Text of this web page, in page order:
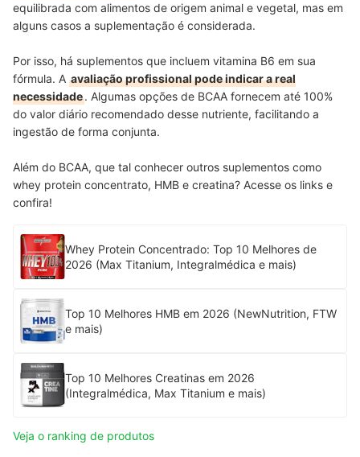
equilibrada com alimentos de origem animal e vegetal, mas em
alguns casos a suplementação é considerada.
Por isso, há suplementos que incluem vitamina B6 em sua
fórmula. A avaliação profissional pode indicar a real
necessidade. Algumas opções de BCAA fornecem até 100%
do valor diário recomendado desse nutriente, facilitando a
ingestão de forma conjunta.
Além do BCAA, que tal conhecer outros suplementos como
whey protein concentrato, HMB e creatina? Acesse os links e
confira!
Whey Protein Concentrado: Top 10 Melhores de
2026 (Max Titanium, Integralmédica e mais)
Top 10 Melhores HMB em 2026 (NewNutrition, FTW
e mais)
Top 10 Melhores Creatinas em 2026
(Integralmédica, Max Titanium e mais)
Veja o ranking de produtos